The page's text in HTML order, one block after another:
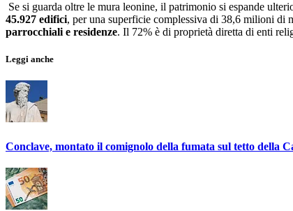
Se si guarda oltre le mura leonine, il patrimonio si espande
45.927 edifici, per una superficie complessiva di 38,6 milioni di
parrocchiali e residenze. Il 72% è di proprietà diretta di enti
Leggi anche
Conclave, montato il comignolo della fumata sul tetto della